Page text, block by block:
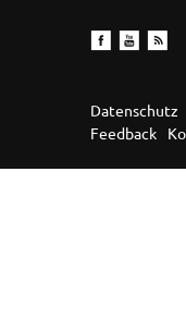
Datenschutz
Feedback